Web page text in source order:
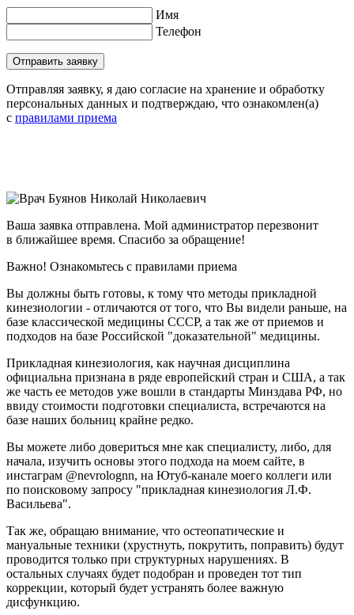
Имя
Телефон
Отправить заявку
Отправляя заявку, я даю согласие на хранение и обработку
персональных данных и подтверждаю, что ознакомлен(а)
с правилами приема
Ваша заявка отправлена. Мой администратор перезвонит
в ближайшее время. Спасибо за обращение!
Важно! Ознакомьтесь с правилами приема
Вы должны быть готовы, к тому что методы прикладной
кинезиологии - отличаются от того, что Вы видели раньше, на
базе классической медицины СССР, а так же от приемов и
подходов на базе Российской "доказательной" медицины.
Прикладная кинезиология, как научная дисциплина
официальна признана в ряде европейский стран и США, а так
же часть ее методов уже вошли в стандарты Минздава РФ, но
ввиду стоимости подготовки специалиста, встречаются на
базе наших больниц крайне редко.
Вы можете либо довериться мне как специалисту, либо, для
начала, изучить основы этого подхода на моем сайте, в
инстаграм @nevrolognn, на Ютуб-канале моего коллеги или
по поисковому запросу "прикладная кинезиология Л.Ф.
Васильева".
Так же, обращаю внимание, что остеопатические и
мануальные техники (хрустнуть, покрутить, поправить) будут
проводится только при структурных нарушениях. В
остальных случаях будет подобран и проведен тот тип
коррекции, который будет устранять более важную
дисфункцию.